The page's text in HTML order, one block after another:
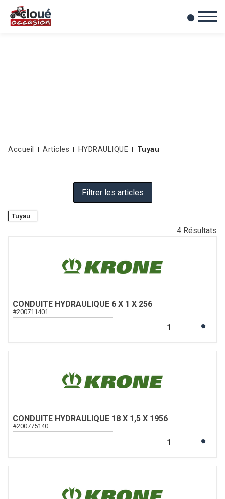
Mes favoris
0
Accueil Articles HYDRAULIQUE Tuyau
Filtrer les articles
Tuyau
4 Résultats
CONDUITE HYDRAULIQUE 6 X 1 X 256
#200711401
CONDUITE HYDRAULIQUE 18 X 1,5 X 1956
#200775140